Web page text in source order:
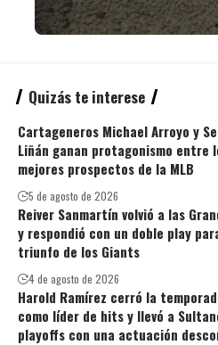
Quizás te interese
Cartageneros Michael Arroyo y
Liñán ganan protagonismo entre
mejores prospectos de la MLB
5 de agosto de 2026
Reiver Sanmartín volvió a las
y respondió con un doble play
triunfo de los Giants
4 de agosto de 2026
Harold Ramírez cerró la
como líder de hits y llevó a
playoffs con una actuación